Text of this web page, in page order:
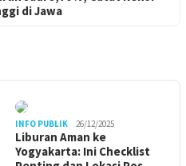
di Jawa
INFO PUBLIK 26/12/2025
Liburan Aman ke
Yogyakarta: Ini Checklist